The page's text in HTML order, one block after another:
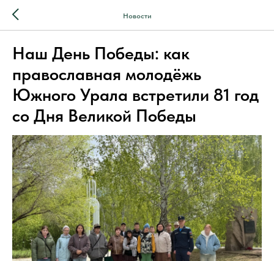
Новости
Наш День Победы: как
православная молодёжь
Южного Урала встретили 81 год
со Дня Великой Победы